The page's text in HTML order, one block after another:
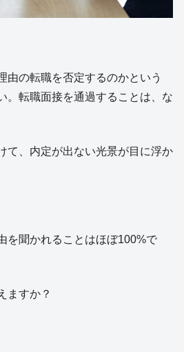
由の転職を否定するのかという
。転職面接を通過することは、な
て、内定が出ない光景が目に浮か
を聞かれることはほぼ100%で
ますか？